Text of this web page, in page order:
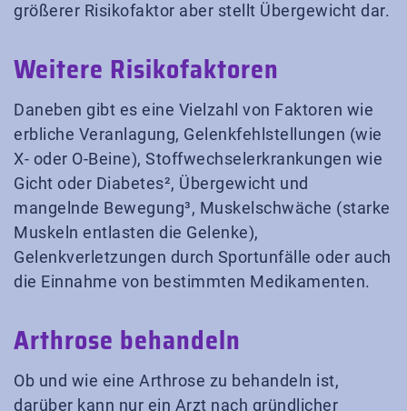
größerer Risikofaktor aber stellt Übergewicht dar.
Weitere Risikofaktoren
Daneben gibt es eine Vielzahl von Faktoren wie
erbliche Veranlagung, Gelenkfehlstellungen (wie
X- oder O-Beine), Stoffwechselerkrankungen wie
Gicht oder Diabetes², Übergewicht und
mangelnde Bewegung³, Muskelschwäche (starke
Muskeln entlasten die Gelenke),
Gelenkverletzungen durch Sportunfälle oder auch
die Einnahme von bestimmten Medikamenten.
Arthrose behandeln
Ob und wie eine Arthrose zu behandeln ist,
darüber kann nur ein Arzt nach gründlicher